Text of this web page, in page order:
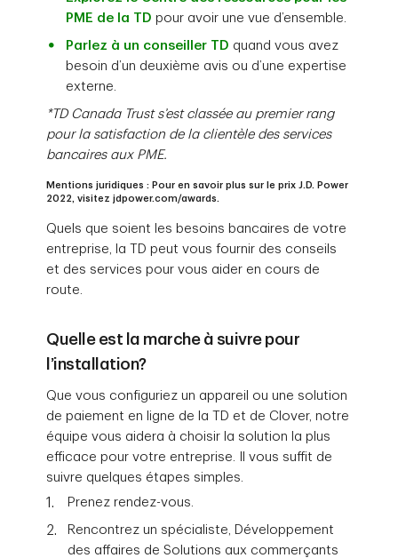
PME de la TD pour avoir une vue d’ensemble.
Parlez à un conseiller TD quand vous avez
besoin d’un deuxième avis ou d’une expertise
externe.
*TD Canada Trust s’est classée au premier rang
pour la satisfaction de la clientèle des services
bancaires aux PME.
Mentions juridiques : Pour en savoir plus sur le prix J.D. Power
2022, visitez jdpower.com/awards.
Quels que soient les besoins bancaires de votre
entreprise, la TD peut vous fournir des conseils
et des services pour vous aider en cours de
route.
Quelle est la marche à suivre pour
l’installation?
Que vous configuriez un appareil ou une solution
de paiement en ligne de la TD et de Clover, notre
équipe vous aidera à choisir la solution la plus
efficace pour votre entreprise. Il vous suffit de
suivre quelques étapes simples.
Prenez rendez-vous.
Rencontrez un spécialiste, Développement
des affaires de Solutions aux commerçants